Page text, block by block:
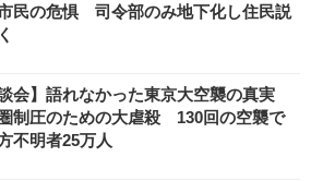
民の危惧 司令部のみ地下化し住民説
談会】語れなかった東京大空襲の真実
圧のための大虐殺 130回の空襲で
不明者25万人